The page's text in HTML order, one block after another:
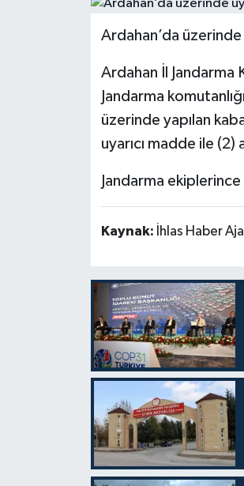
Ardahan’da
Ardahan İl Jandarma
Jandarma
üzerinde yapılan
uyarıcı madde ile
Jandarma ekiplerince
Kaynak: İhlas Haber
Teknoloji